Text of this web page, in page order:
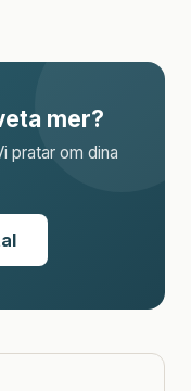
mer?
pratar om dina